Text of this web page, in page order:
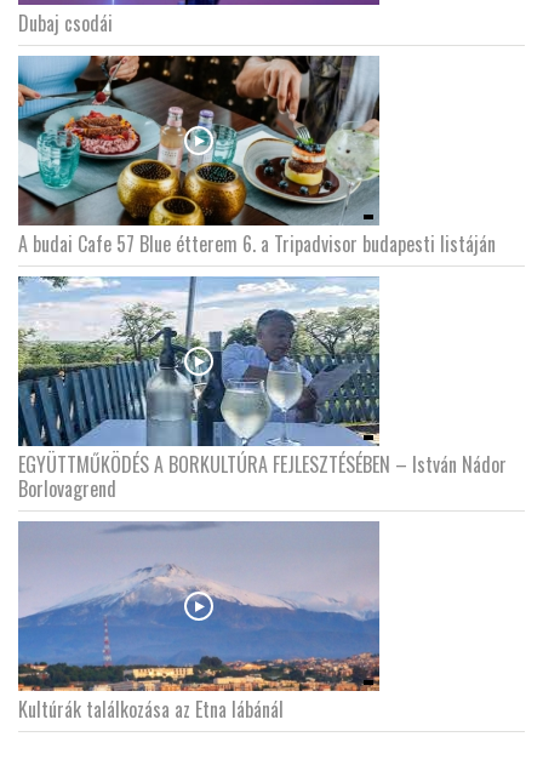
Dubaj csodái
A budai Cafe 57 Blue étterem 6. a Tripadvisor budapesti listáján
EGYÜTTMŰKÖDÉS A BORKULTÚRA FEJLESZTÉSÉBEN – István Nádor
Borlovagrend
Kultúrák találkozása az Etna lábánál